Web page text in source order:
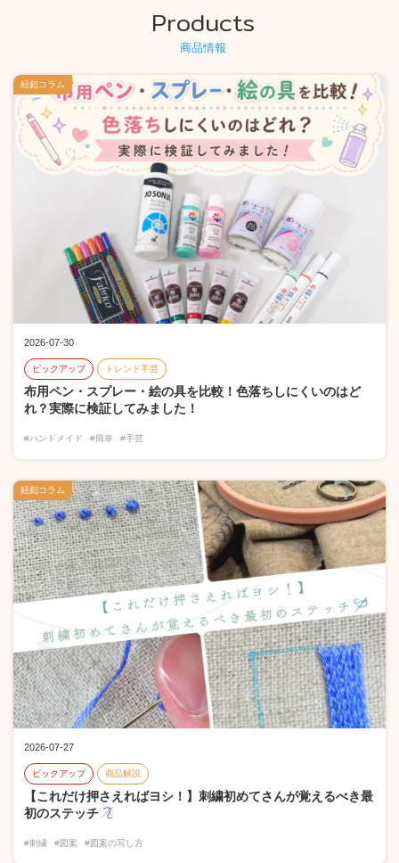
Products
商品情報
2026-07-30
ピックアップ トレンド手芸
布用ペン・スプレー・絵の具を比較！色落ちしにくいのはど
れ？実際に検証してみました！
#ハンドメイド #簡単 #手芸
紐釦コラム
2026-07-27
ピックアップ 商品解説
【これだけ押さえればヨシ！】刺繍初めてさんが覚えるべき最
初のステッチ
#刺繍 #図案 #図案の写し方
紐釦コラム